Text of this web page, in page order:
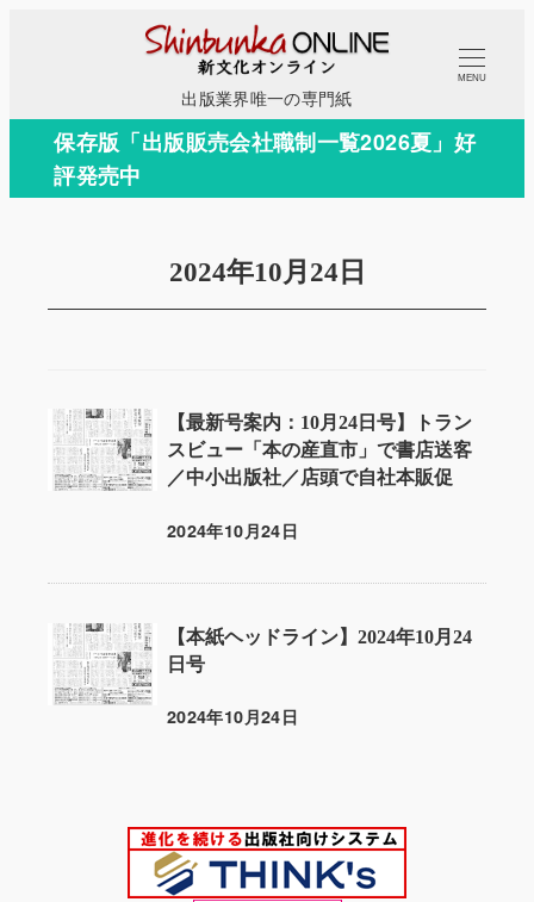
コ
テ
出版業界唯一の専門紙
MENU
保存版「出版販売会社職制一覧2026夏」好
評発売中
2024年10月24日
【最新号案内：10月24日号】トラン
スビュー「本の産直市」で書店送客
／中小出版社／店頭で自社本販促
投稿日
2024年10月24日
【本紙ヘッドライン】2024年10月24
日号
投稿日
2024年10月24日